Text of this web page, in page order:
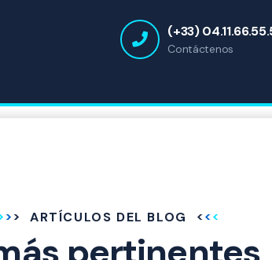
(+33)
Contáctenos
ARTÍCULOS DEL BLOG